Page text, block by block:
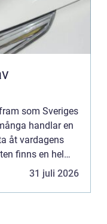
som Sveriges
handlar en
åt vardagens
finns en hel
31 juli 2026